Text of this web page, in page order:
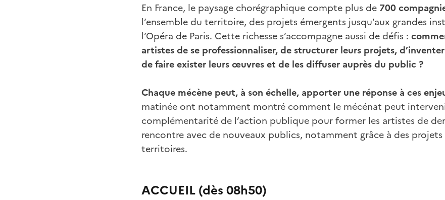
En France, le paysage chorégraphique compte plus de 700
l’ensemble du territoire, des projets émergents jusqu’aux grandes
l’Opéra de Paris. Cette richesse s’accompagne aussi de défis :
artistes de se professionnaliser, de structurer leurs projets,
de faire exister leurs œuvres et de les diffuser auprès du public ?
Chaque mécène peut, à son échelle, apporter une réponse à ces
matinée ont notamment montré comment le mécénat peut
complémentarité de l’action publique pour former les artistes de
rencontre avec de nouveaux publics, notamment grâce à des projets
territoires.
ACCUEIL (dès 08h50)